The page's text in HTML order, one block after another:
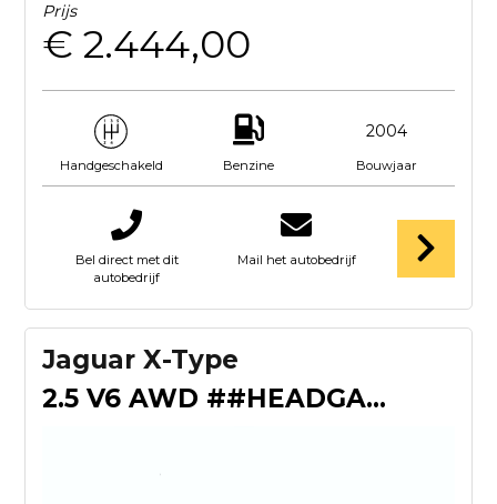
Prijs
€ 2.444,00
Handgeschakeld Benzine
2004
Bouwjaar
Bel direct met dit
autobedrijf
Mail het autobedrijf
Jaguar X-Type
2.5 V6 AWD ##HEADGASKET LEAKING ##Aut. *SUNROOF | ECC | PDC